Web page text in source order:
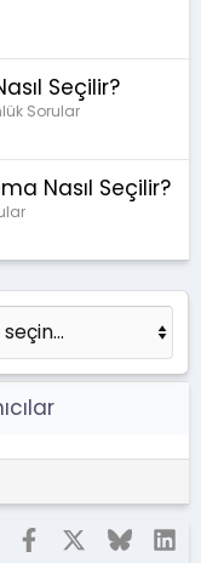
Seçilir?
Sorular
Nasıl Seçilir?
MastodonFacebookX (Twitter)
Bluesky